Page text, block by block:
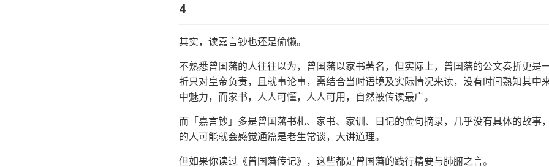
4
其实，读嘉言钞也还是偷懒。
不熟悉曾国藩的人往往以为，曾国藩以家书著名，但实际上，曾国藩的公文奏折更是
折只对皇帝负责，且就事论事，需结合当时语境及实际情况来读，没有时间熟知其中
中魅力，而家书，人人可懂，人人可用，自然被传读最广。
而「嘉言钞」多是曾国藩书札、家书、家训、日记的金句摘录，几乎没有具体的故事
的人可能就会感觉通篇是老生常谈，大讲道理。
但如果你读过《曾国藩传记》，这些都是曾国藩的践行精要与肺腑之言。